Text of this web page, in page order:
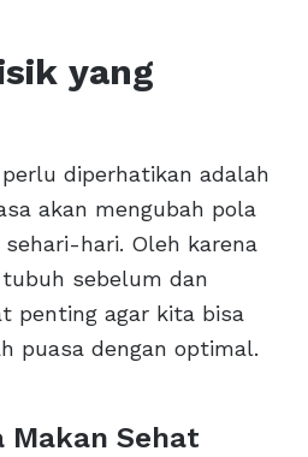
yang
diperhatikan adalah
akan mengubah pola
hari. Oleh karena
sebelum dan
penting agar kita bisa
puasa dengan optimal.
Makan Sehat